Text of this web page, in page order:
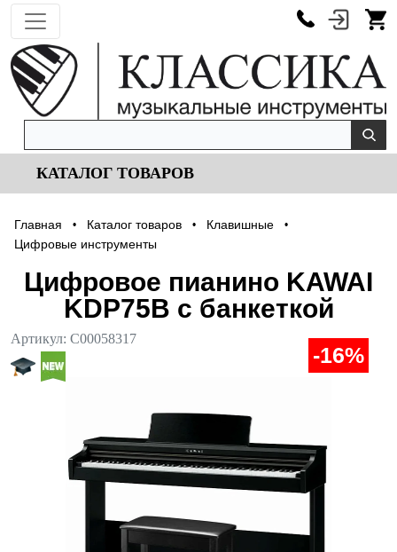
КАТАЛОГ ТОВАРОВ
Главная • Каталог товаров • Клавишные •
Цифровые инструменты
Цифровое пианино KAWAI
KDP75B с банкеткой
Артикул: С00058317
-16%